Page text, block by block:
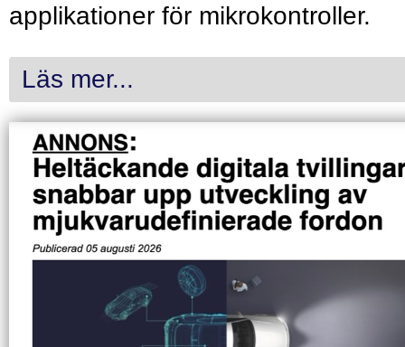
applikationer för mikrokontroller.
Läs mer...